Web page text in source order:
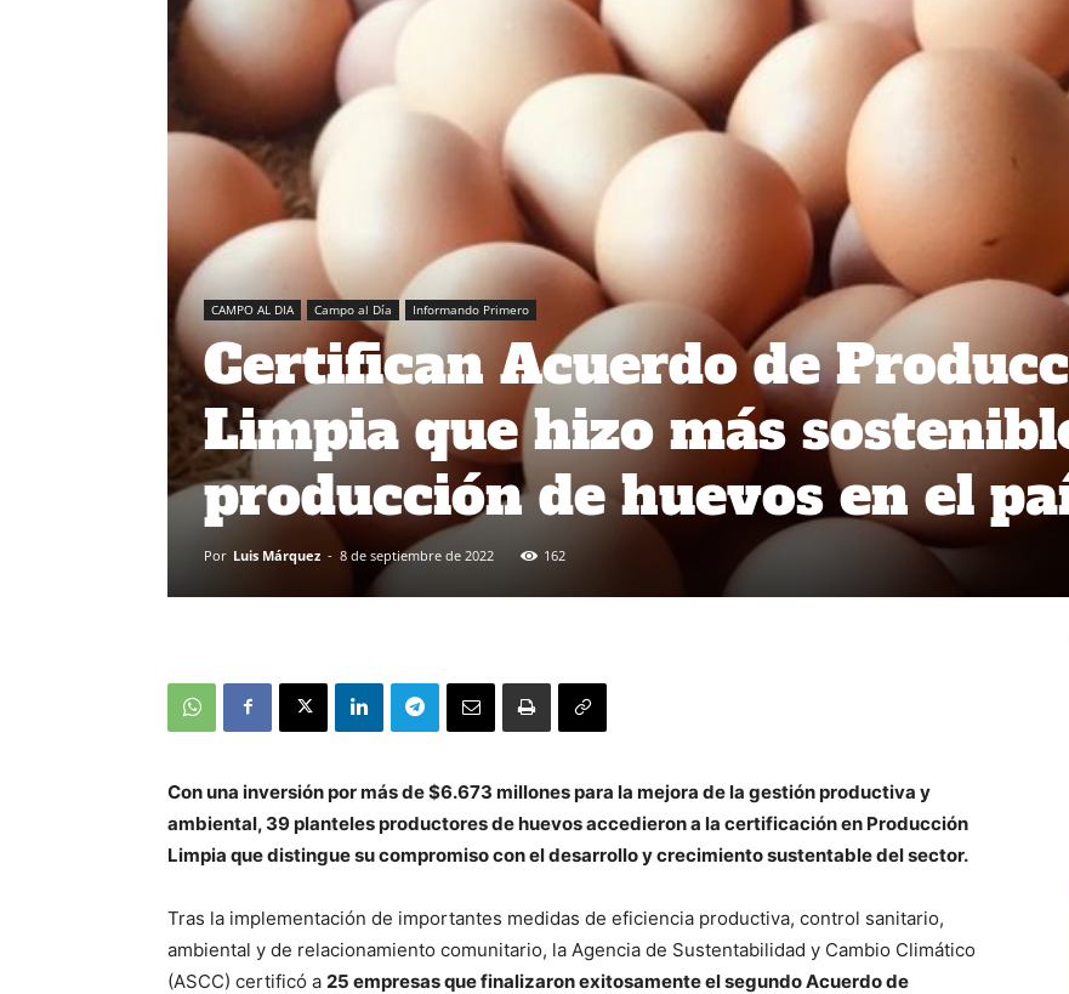
CAMPO AL DIA Campo al Día Informando Primero
Certifican Acuerdo de
Limpia que hizo más
producción de huevos en el
Por Luis Márquez - 8 de septiembre de 2022 162
Con una inversión por más de $6.673 millones para la mejora de la gestión productiva y
ambiental, 39 planteles productores de huevos accedieron a la certificación en Producción
Limpia que distingue su compromiso con el desarrollo y crecimiento sustentable del sector.
Tras la implementación de importantes medidas de eficiencia productiva, control sanitario,
ambiental y de relacionamiento comunitario, la Agencia de Sustentabilidad y Cambio Climático
(ASCC) certificó a 25 empresas que finalizaron exitosamente el segundo Acuerdo de